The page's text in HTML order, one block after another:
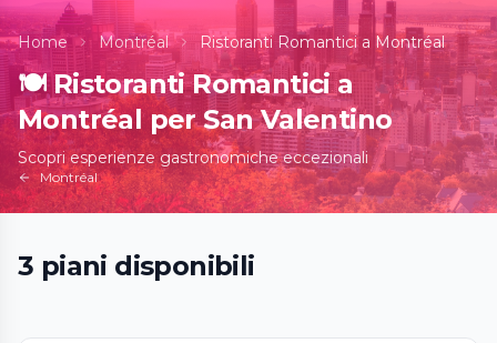
Home Montréal Ristoranti Romantici a Montréal
🍽️ Ristoranti Romantici a
Montréal per San Valentino
Scopri esperienze gastronomiche eccezionali
Montréal
3 piani disponibili
Les soirées Notes en bouche